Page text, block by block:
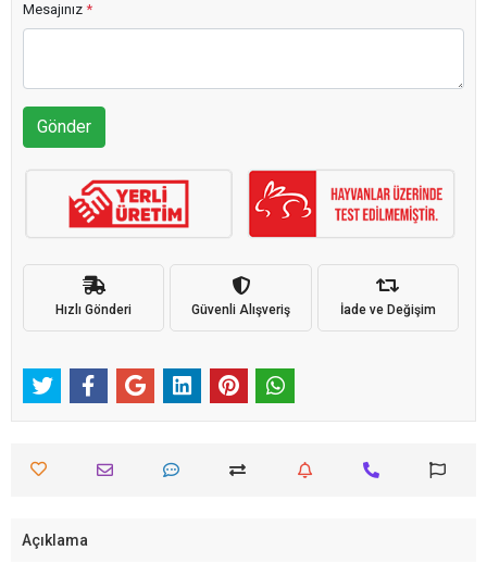
Mesajınız *
Gönder
Hızlı Gönderi Güvenli Alışveriş İade ve Değişim
Açıklama